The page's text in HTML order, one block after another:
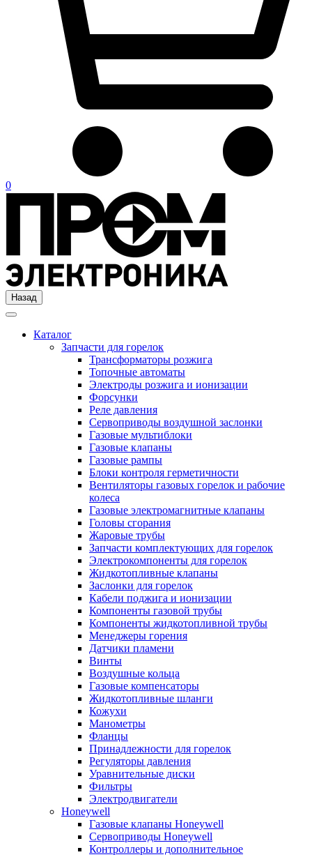
0
Назад
Каталог
Запчасти для горелок
Трансформаторы розжига
Топочные автоматы
Электроды розжига и ионизации
Форсунки
Реле давления
Сервоприводы воздушной заслонки
Газовые мультиблоки
Газовые клапаны
Газовые рампы
Блоки контроля герметичности
Вентиляторы газовых горелок и рабочие
колеса
Газовые электромагнитные клапаны
Головы сгорания
Жаровые трубы
Запчасти комплектующих для горелок
Электрокомпоненты для горелок
Жидкотопливные клапаны
Заслонки для горелок
Кабели поджига и ионизации
Компоненты газовой трубы
Компоненты жидкотопливной трубы
Менеджеры горения
Датчики пламени
Винты
Воздушные кольца
Газовые компенсаторы
Жидкотопливные шланги
Кожухи
Манометры
Фланцы
Принадлежности для горелок
Регуляторы давления
Уравнительные диски
Фильтры
Электродвигатели
Honeywell
Газовые клапаны Honeywell
Сервоприводы Honeywell
Контроллеры и дополнительное